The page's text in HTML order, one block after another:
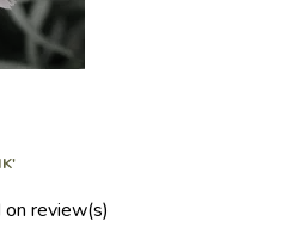
review(s)